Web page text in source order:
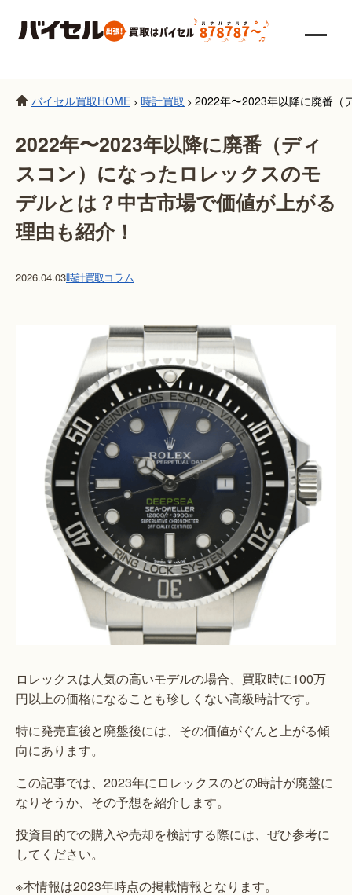
バイセル買取HOME > 時計買取 > 2022年〜2023年以降に廃番（
2022年〜2023年以降に廃番（ディ
スコン）になったロレックスのモ
デルとは？中古市場で価値が上がる
理由も紹介！
2026.04.03時計買取コラム
ロレックスは人気の高いモデルの場合、買取時に100万
円以上の価格になることも珍しくない高級時計です。
特に発売直後と廃盤後には、その価値がぐんと上がる傾
向にあります。
この記事では、2023年にロレックスのどの時計が廃盤に
なりそうか、その予想を紹介します。
投資目的での購入や売却を検討する際には、ぜひ参考に
してください。
※本情報は2023年時点の掲載情報となります。